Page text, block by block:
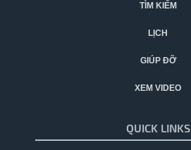
TÌM KIẾM
LỊCH
GIÚP ĐỠ
XEM VIDEO
QUICK LINKS